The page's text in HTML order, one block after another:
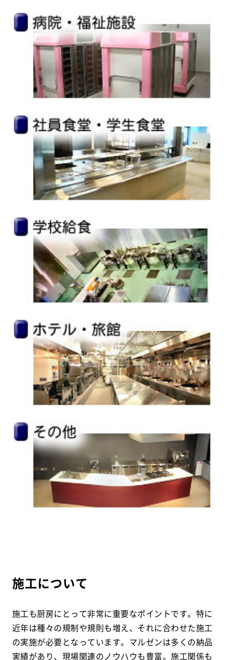
施工について
施工も厨房にとって非常に重要なポイントです。特に
近年は種々の規制や規則も増え、それに合わせた施工
の実施が必要となっています。マルゼンは多くの納品
実績があり、現場関連のノウハウも豊富。施工関係も